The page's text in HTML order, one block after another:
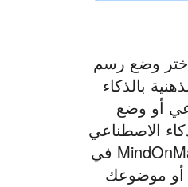
وضع رسم
بالذكاء
أو وضع
الاصطناعي
في MindOnMap، ثم أدخل